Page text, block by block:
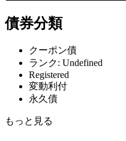
債券分類
クーポン債
ランク: Undefined
Registered
変動利付
永久債
もっと見る